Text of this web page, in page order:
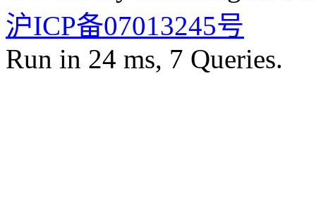
沪ICP备07013245号
Run in 24 ms, 7 Queries.